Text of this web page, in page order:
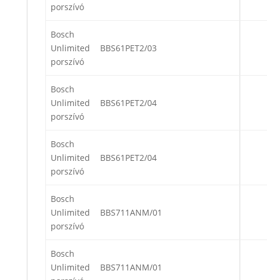
porszívó
Bosch
Unlimited
porszívó
BBS61PET2/03
Bosch
Unlimited
porszívó
BBS61PET2/04
Bosch
Unlimited
porszívó
BBS61PET2/04
Bosch
Unlimited
porszívó
BBS711ANM/01
Bosch
Unlimited
BBS711ANM/01